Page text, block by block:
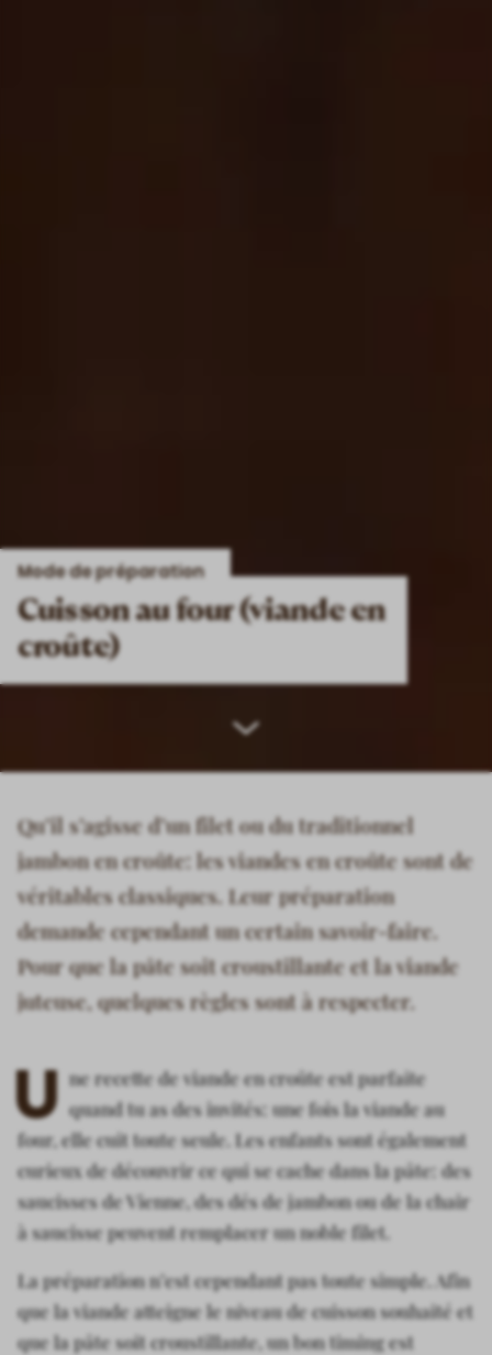
Mode de préparation
Cuisson au four (viande en
croûte)
Qu’il s’agisse d’un filet ou du traditionnel
jambon en croûte: les viandes en croûte sont de
véritables classiques. Leur préparation
demande cependant un certain savoir-faire.
Pour que la pâte soit croustillante et la viande
juteuse, quelques règles sont à respecter.
U ne recette de viande en croûte est parfaite
quand tu as des invités: une fois la viande au
four, elle cuit toute seule. Les enfants sont également
curieux de découvrir ce qui se cache dans la pâte: des
saucisses de Vienne, des dés de jambon ou de la chair
à saucisse peuvent remplacer un noble filet.
La préparation n’est cependant pas toute simple. Afin
que la viande atteigne le niveau de cuisson souhaité et
que la pâte soit croustillante, un bon timing est